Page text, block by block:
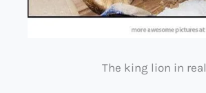
The king lion in real